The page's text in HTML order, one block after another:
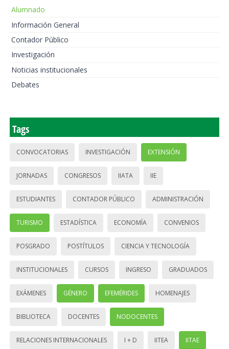
Alumnado
Información General
Contador Público
Investigación
Noticias institucionales
Debates
Tags
CONVOCATORIAS INVESTIGACIÓN EXTENSIÓN
JORNADAS CONGRESOS IIATA IIE
ESTUDIANTES CONTADOR PÚBLICO ADMINISTRACIÓN
TURISMO ESTADÍSTICA ECONOMÍA CONVENIOS
POSGRADO POSTÍTULOS CIENCIA Y TECNOLOGÍA
INSTITUCIONALES CURSOS INGRESO GRADUADOS
EXÁMENES GÉNERO EFEMÉRIDES HOMENAJES
BIBLIOTECA DOCENTES NODOCENTES
RELACIONES INTERNACIONALES I + D IITEA IITAE